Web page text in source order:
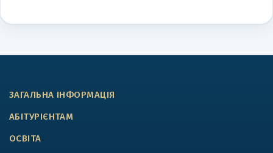
ЗАГАЛЬНА ІНФОРМАЦІЯ
АБІТУРІЄНТАМ
ОСВІТА